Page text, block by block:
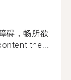
碍，畅所欲
the...